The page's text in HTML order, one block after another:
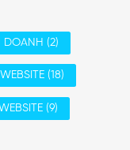
DOANH (2)
(18)
(9)